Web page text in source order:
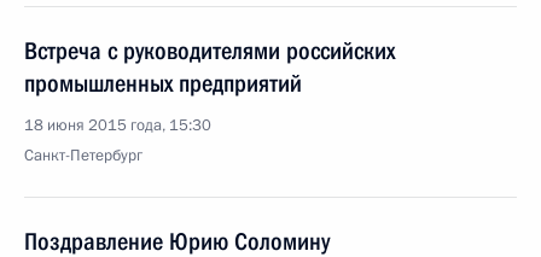
Встреча с руководителями российских
промышленных предприятий
18 июня 2015 года, 15:30
Санкт-Петербург
Поздравление Юрию Соломину